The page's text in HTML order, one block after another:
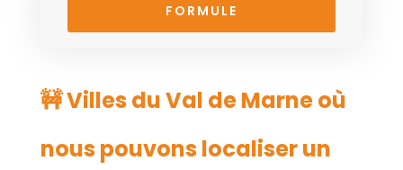
FORMULE
🚧 Villes du Val de Marne où
nous pouvons localiser un